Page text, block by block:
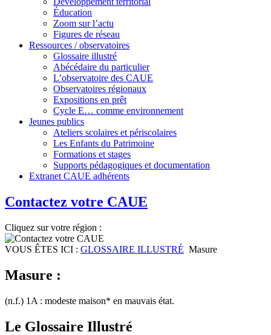
Éducation
Zoom sur l’actu
Figures de réseau
Ressources / observatoires
Glossaire illustré
Abécédaire du particulier
L’observatoire des CAUE
Observatoires régionaux
Expositions en prêt
Cycle E… comme environnement
Jeunes publics
Ateliers scolaires et périscolaires
Les Enfants du Patrimoine
Formations et stages
Supports pédagogiques et documentation
Extranet CAUE adhérents
Contactez votre CAUE
Cliquez sur votre région :
VOUS ÊTES ICI : GLOSSAIRE ILLUSTRÉ Masure
Masure :
(n.f.) 1A : modeste maison* en mauvais état.
Le Glossaire Illustré